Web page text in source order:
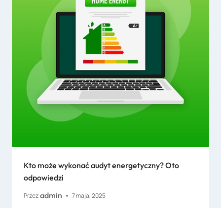
Kto może wykonać audyt energetyczny? Oto
odpowiedzi
Przezadmin 7 maja, 2025